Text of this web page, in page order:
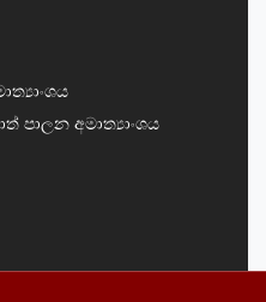
පාලන අමාත්‍යාංශය